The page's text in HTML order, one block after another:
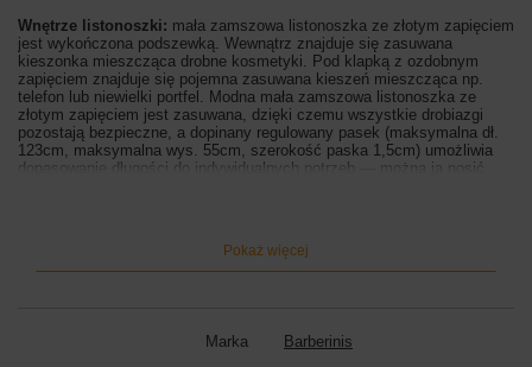
Wnętrze listonoszki: mała zamszowa listonoszka ze złotym zapięciem
jest wykończona podszewką. Wewnątrz znajduje się zasuwana
kieszonka mieszcząca drobne kosmetyki. Pod klapką z ozdobnym
zapięciem znajduje się pojemna zasuwana kieszeń mieszcząca np.
telefon lub niewielki portfel. Modna mała zamszowa listonoszka ze
złotym zapięciem jest zasuwana, dzięki czemu wszystkie drobiazgi
pozostają bezpieczne, a dopinany regulowany pasek (maksymalna dł.
123cm, maksymalna wys. 55cm, szerokość paska 1,5cm) umożliwia
dopasowanie długości do indywidualnych potrzeb — można ją nosić
Skorzystaj z rabatu na zakupy - zapisz się do newslettera i odbierz
rabat 15%. Otrzymasz od nas powiadomienia o nowej kolekcji,
wysokość 17cm, szerokość 23cm, szerokość
Pokaż więcej
Marka Barberinis